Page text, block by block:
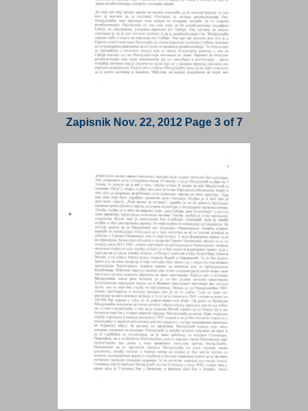
Zapisnik Nov. 22, 2012 Page 3 of 7